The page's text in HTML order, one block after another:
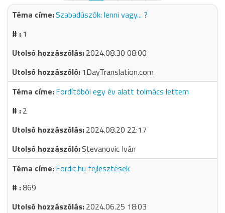
Szabadúszók: lenni vagy... ?
1
2024.08.30 08:00
1DayTranslation.com
Fordítóból egy év alatt tolmács lettem
2
2024.08.20 22:17
Stevanovic Iván
Fordit.hu fejlesztések
869
2024.06.25 18:03